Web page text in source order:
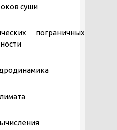
суши
пограничных